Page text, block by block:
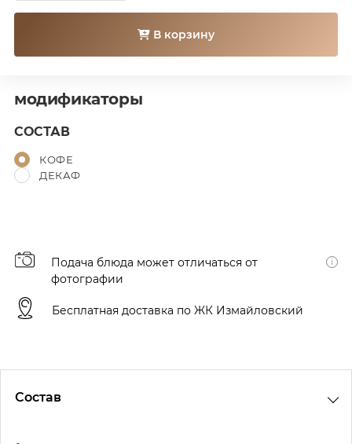
модификаторы
СОСТАВ
КОФЕ
ДЕКАФ
Подача блюда может отличаться от
фотографии
Бесплатная доставка по ЖК Измайловский
В корзину
Состав